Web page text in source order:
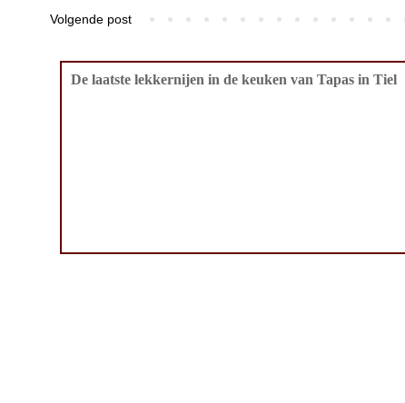
Volgende post
De laatste lekkernijen in de keuken van Tapas in Tiel